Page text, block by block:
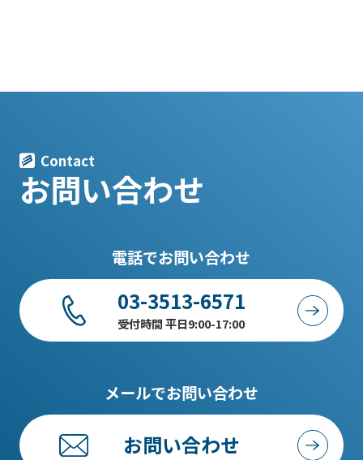
Contact
お問い合わせ
電話でお問い合わせ
03-3513-6571
受付時間 平日9:00-17:00
メールでお問い合わせ
お問い合わせ